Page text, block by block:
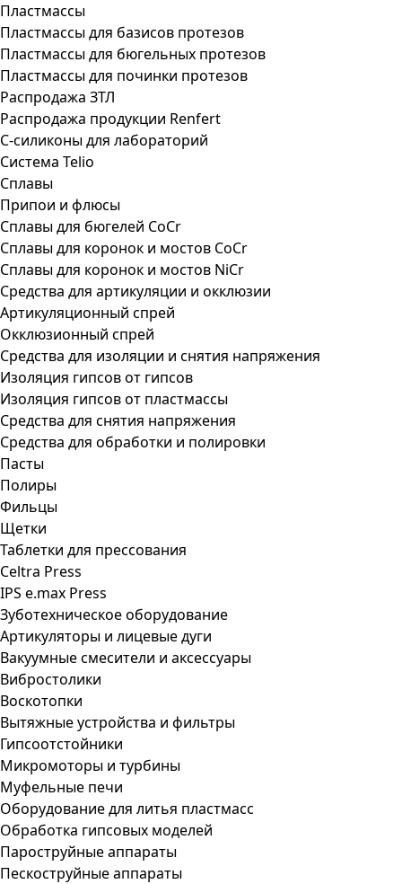
Пластмассы
Пластмассы для базисов протезов
Пластмассы для бюгельных протезов
Пластмассы для починки протезов
Распродажа ЗТЛ
Распродажа продукции Renfert
С-силиконы для лабораторий
Система Telio
Сплавы
Припои и флюсы
Сплавы для бюгелей CoCr
Сплавы для коронок и мостов CoCr
Сплавы для коронок и мостов NiCr
Средства для артикуляции и окклюзии
Артикуляционный спрей
Окклюзионный спрей
Средства для изоляции и снятия напряжения
Изоляция гипсов от гипсов
Изоляция гипсов от пластмассы
Средства для снятия напряжения
Средства для обработки и полировки
Пасты
Полиры
Фильцы
Щетки
Таблетки для прессования
Celtra Press
IPS e.max Press
Зуботехническое оборудование
Артикуляторы и лицевые дуги
Вакуумные смесители и аксессуары
Вибростолики
Воскотопки
Вытяжные устройства и фильтры
Гипсоотстойники
Микромоторы и турбины
Муфельные печи
Оборудование для литья пластмасс
Обработка гипсовых моделей
Пароструйные аппараты
Пескоструйные аппараты